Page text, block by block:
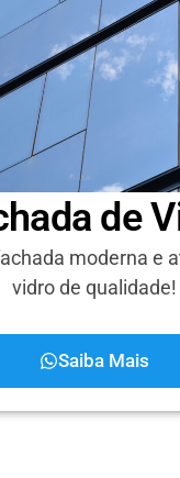
de
moderna e
vidro de qualidade!
Saiba Mais